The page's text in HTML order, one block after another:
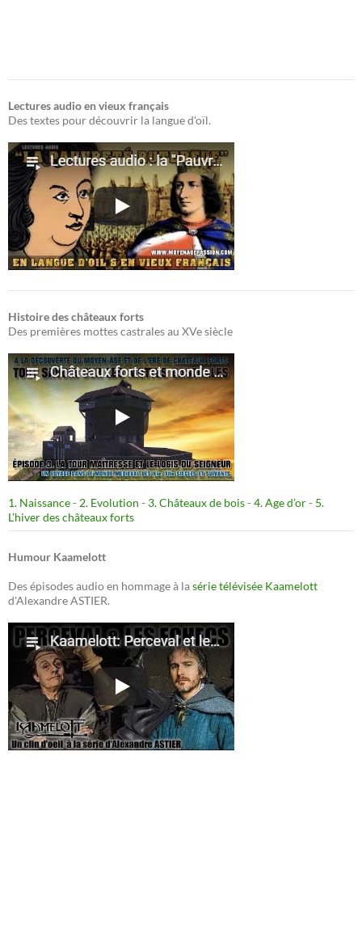
Lectures audio en vieux français
Des textes pour découvrir la langue d'oïl.
Histoire des châteaux forts
Des premières mottes castrales au XVe siècle
1. Naissance- 2. Evolution - 3. Châteaux de bois- 4. Age d’or- 5.
L’hiver des châteaux forts
Humour Kaamelott
Des épisodes audio en hommage à lasérie télévisée Kaamelott
d'Alexandre ASTIER.